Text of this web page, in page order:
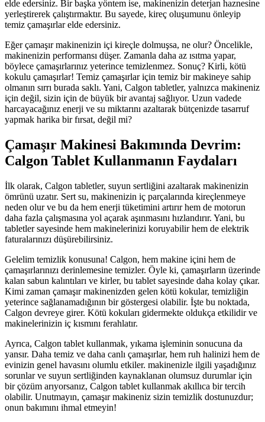
elde edersiniz. Bir başka yöntem ise, makinenizin deterjan haznesine
yerleştirerek çalıştırmaktır. Bu sayede, kireç oluşumunu önleyip
temiz çamaşırlar elde edersiniz.
Eğer çamaşır makinenizin içi kireçle dolmuşsa, ne olur? Öncelikle,
makinenizin performansı düşer. Zamanla daha az ısıtma yapar,
böylece çamaşırlarınız yeterince temizlenmez. Sonuç? Kirli, kötü
kokulu çamaşırlar! Temiz çamaşırlar için temiz bir makineye sahip
olmanın sırrı burada saklı. Yani, Calgon tabletler, yalnızca makineniz
için değil, sizin için de büyük bir avantaj sağlıyor. Uzun vadede
harcayacağınız enerji ve su miktarını azaltarak bütçenizde tasarruf
yapmak harika bir fırsat, değil mi?
Çamaşır Makinesi Bakımında Devrim:
Calgon Tablet Kullanmanın Faydaları
İlk olarak, Calgon tabletler, suyun sertliğini azaltarak makinenizin
ömrünü uzatır. Sert su, makinenizin iç parçalarında kireçlenmeye
neden olur ve bu da hem enerji tüketimini artırır hem de motorun
daha fazla çalışmasına yol açarak aşınmasını hızlandırır. Yani, bu
tabletler sayesinde hem makinelerinizi koruyabilir hem de elektrik
faturalarınızı düşürebilirsiniz.
Gelelim temizlik konusuna! Calgon, hem makine içini hem de
çamaşırlarınızı derinlemesine temizler. Öyle ki, çamaşırların üzerinde
kalan sabun kalıntıları ve kirler, bu tablet sayesinde daha kolay çıkar.
Kimi zaman çamaşır makinenizden gelen kötü kokular, temizliğin
yeterince sağlanamadığının bir göstergesi olabilir. İşte bu noktada,
Calgon devreye girer. Kötü kokuları gidermekte oldukça etkilidir ve
makinelerinizin iç kısmını ferahlatır.
Ayrıca, Calgon tablet kullanmak, yıkama işleminin sonucuna da
yansır. Daha temiz ve daha canlı çamaşırlar, hem ruh halinizi hem de
evinizin genel havasını olumlu etkiler. makinenizle ilgili yaşadığınız
sorunlar ve suyun sertliğinden kaynaklanan olumsuz durumlar için
bir çözüm arıyorsanız, Calgon tablet kullanmak akıllıca bir tercih
olabilir. Unutmayın, çamaşır makineniz sizin temizlik dostunuzdur;
onun bakımını ihmal etmeyin!